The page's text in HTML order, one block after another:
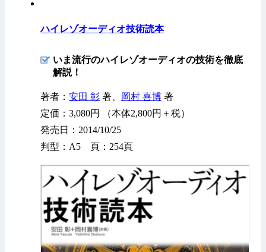
ハイレゾオーディオ技術読本
いま流行のハイレゾオーディオの技術を徹底
解説！
著者： 安田 彰 著、 岡村 喜博 著
定価：3,080円 （本体2,800円＋税）
発売日：2014/10/25
判型：A5 頁：254頁